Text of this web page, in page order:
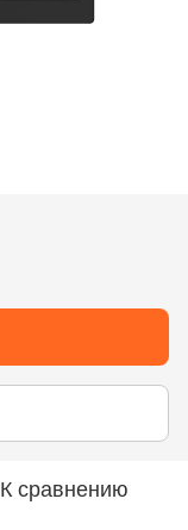
К сравнению